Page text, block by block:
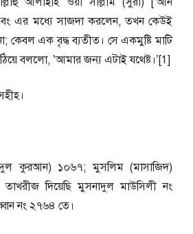
এর মধ্যে সাজদা করলেন, তখন কেউই
কেবল এক বৃদ্ধ ব্যতীত। সে একমুষ্টি মাটি
বললো, ’আমার জন্য এটাই যথেষ্ট।’[1]
কুরআন) ১০৬৭; মুসলিম (মাসাজিদ)
দিয়েছি মুসনাদুল মাউসিলী নং
নং ২৭৬৪ তে।